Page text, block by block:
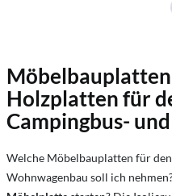
Holzplatten für
Campingbus-
Welche Möbelbauplatten für
Wohnwagenbau soll ich